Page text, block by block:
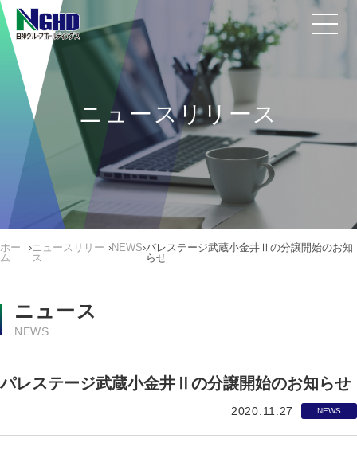
ニュースリリース
ホー
ム
› ニュースリリー
ス
›NEWS›パレステージ武蔵小金井Ⅱの分譲開始のお知
らせ
ニュース
NEWS
パレステージ武蔵小金井Ⅱの分譲開始のお知らせ
2020.11.27 NEWS